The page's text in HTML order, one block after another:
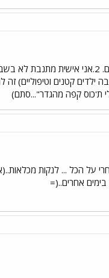
בעצם אני יכולה לענות רק על שאלה 2 1.אני רק אינגליש ואין לי מושג
קטנים וטיפוליים) זה
לי ת'כוס קפה מהגדר"...סתם)
על הכל ... לנקות
בימים אחרים..(=